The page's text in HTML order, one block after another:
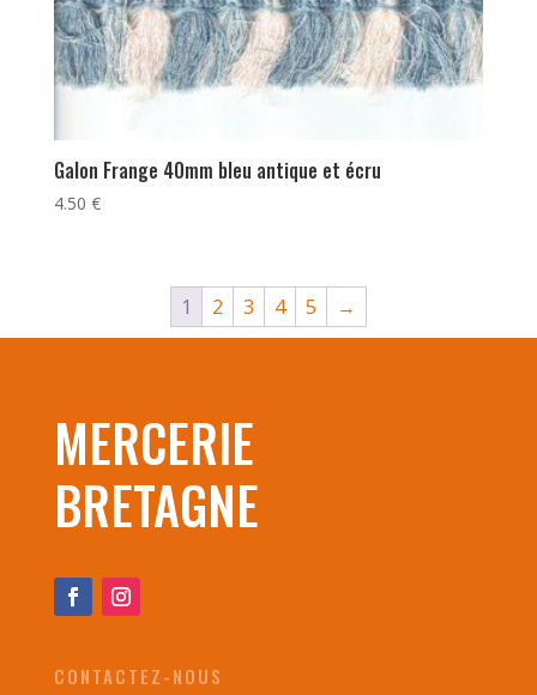
Galon Frange 40mm bleu antique et écru
4.50 €
1 2 3 4 5 →
MERCERIE
BRETAGNE
CONTACTEZ-NOUS